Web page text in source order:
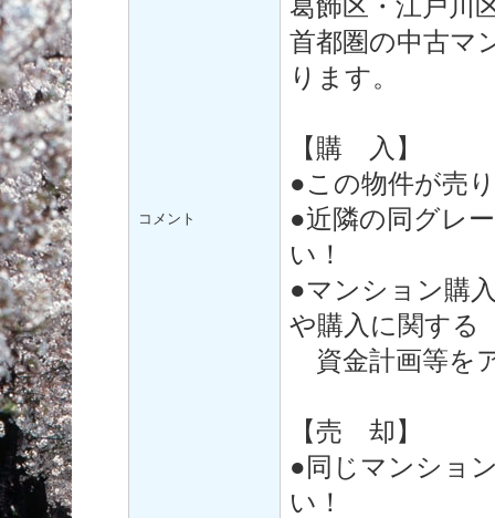
コメント
葛飾区・江戸川
首都圏の中古マ
ります。
【購 入】
●この物件が売
●近隣の同グレ
い！
●マンション購
や購入に関する
資金計画等を
【売 却】
●同じマンショ
い！